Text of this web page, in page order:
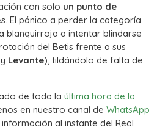
con solo un punto de
El pánico a perder la categoría
blanquirroja a intentar blindarse
del Betis frente a sus
y Levante), tildándolo de falta de
de toda la última hora de la
en nuestro canal de WhatsApp
al instante del Real